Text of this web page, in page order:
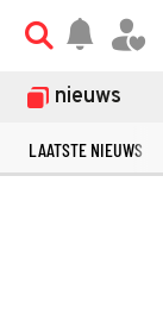
nieuws
LAATSTE NIEUWS